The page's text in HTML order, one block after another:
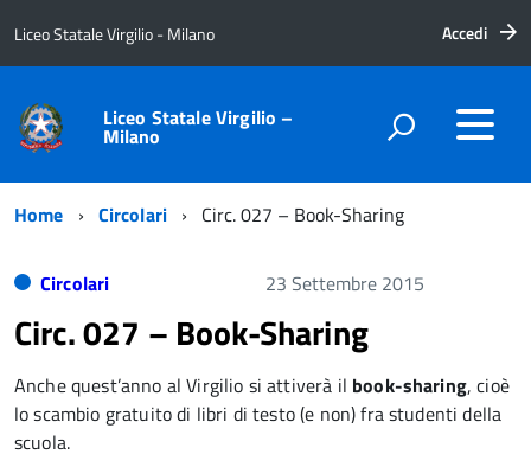
Liceo Statale Virgilio - Milano Accedi
Liceo Statale Virgilio –
Milano
Home Circolari Circ. 027 – Book-Sharing
Circolari 23 Settembre 2015
Circ. 027 – Book-Sharing
Anche quest’anno al Virgilio si attiverà il book-sharing, cioè
lo scambio gratuito di libri di testo (e non) fra studenti della
scuola.